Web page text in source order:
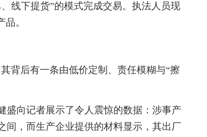
线下提货”的模式完成交易。执法人员现
。
后有一条由低价定制、责任模糊与“擦
向记者展示了令人震惊的数据：涉事产
间，而生产企业提供的材料显示，其出厂